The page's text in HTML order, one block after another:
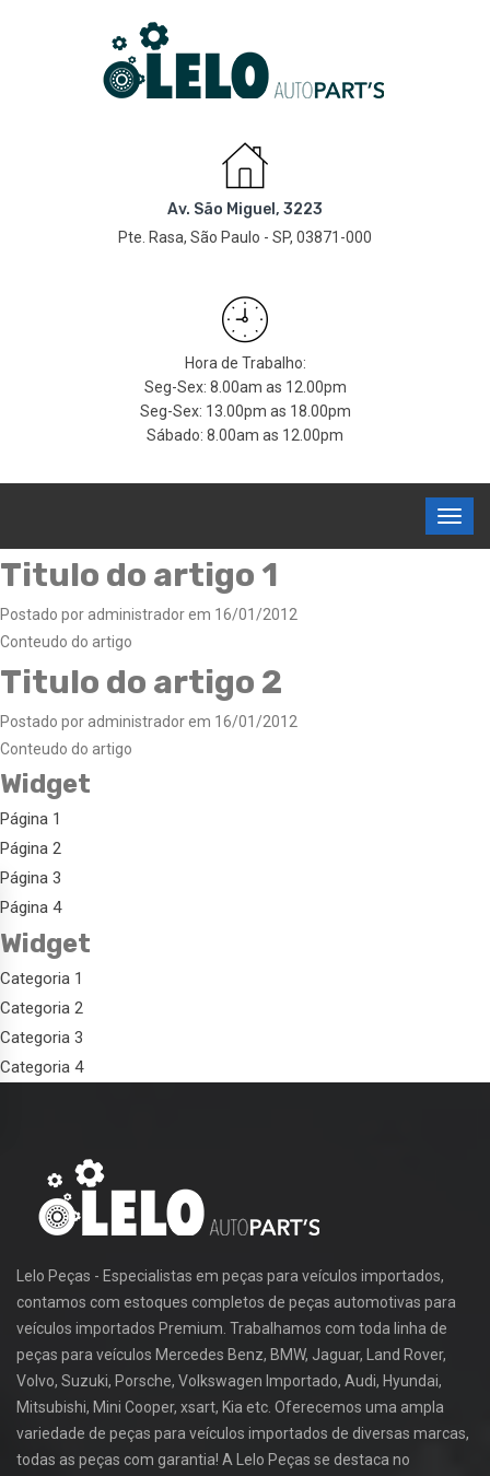
Av. São Miguel, 3223
Pte. Rasa, São Paulo - SP, 03871-000
Hora de Trabalho:
Seg-Sex: 8.00am as 12.00pm
Seg-Sex: 13.00pm as 18.00pm
Sábado: 8.00am as 12.00pm
Titulo do artigo 1
Postado por administrador em 16/01/2012
Conteudo do artigo
Titulo do artigo 2
Postado por administrador em 16/01/2012
Conteudo do artigo
Widget
Página 1
Página 2
Página 3
Página 4
Widget
Categoria 1
Categoria 2
Categoria 3
Categoria 4
Lelo Peças - Especialistas em peças para veículos importados,
contamos com estoques completos de peças automotivas para
veículos importados Premium. Trabalhamos com toda linha de
peças para veículos Mercedes Benz, BMW, Jaguar, Land Rover,
Volvo, Suzuki, Porsche, Volkswagen Importado, Audi, Hyundai,
Mitsubishi, Mini Cooper, xsart, Kia etc. Oferecemos uma ampla
variedade de peças para veículos importados de diversas marcas,
todas as peças com garantia! A Lelo Peças se destaca no